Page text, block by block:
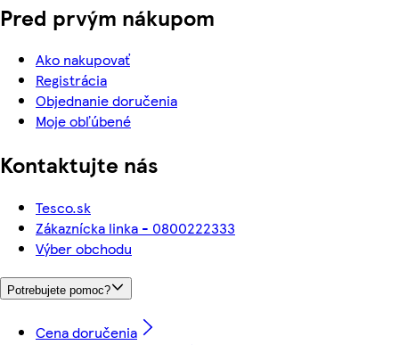
Pred prvým nákupom
Ako nakupovať
Registrácia
Objednanie doručenia
Moje obľúbené
Kontaktujte nás
Tesco.sk
Zákaznícka linka - 0800222333
Výber obchodu
Potrebujete pomoc?
Cena doručenia